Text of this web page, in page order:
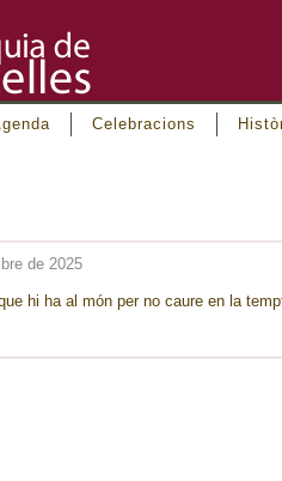
Celebracions
de 2025
hi ha al món per no caure en la